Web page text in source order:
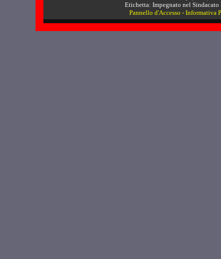
Etichetta: Impegnato nel
Pannello d'Accesso - Informativa